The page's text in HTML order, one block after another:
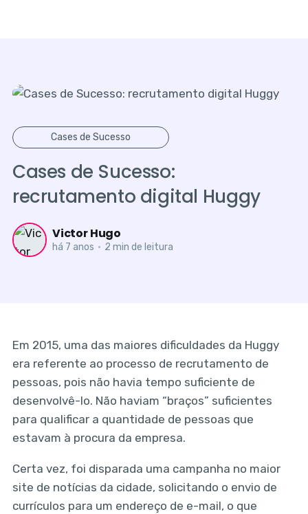
Cases de Sucesso
Cases de Sucesso:
recrutamento digital Huggy
Victor Hugo
há 7 anos • 2 min de leitura
Em 2015, uma das maiores dificuldades da Huggy
era referente ao processo de recrutamento de
pessoas, pois não havia tempo suficiente de
desenvolvê-lo. Não haviam “braços” suficientes
para qualificar a quantidade de pessoas que
estavam à procura da empresa.
Certa vez, foi disparada uma campanha no maior
site de notícias da cidade, solicitando o envio de
currículos para um endereço de e-mail, o que